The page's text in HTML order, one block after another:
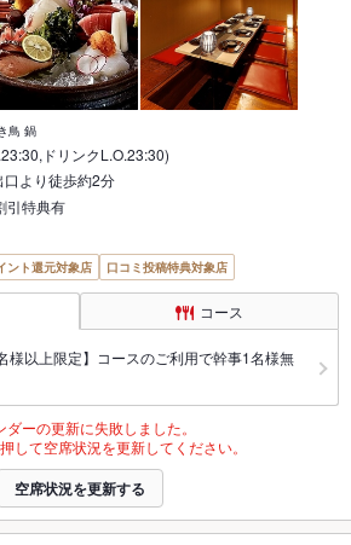
鳥 鍋
ドリンクL.O.23:30)
より徒歩約2分
引特典有
ント還元対象店 口コミ投稿特典対象店
コース
以上限定】コースのご利用で幹事1名様無
ダーの更新に失敗しました。
して空席状況を更新してください。
空席状況を更新する